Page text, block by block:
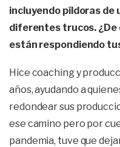
incluyendo píldoras de
diferentes trucos. ¿De
están respondiendo
Hice coaching y
años, ayudando a
redondear sus
ese camino pero por
pandemia, tuve que